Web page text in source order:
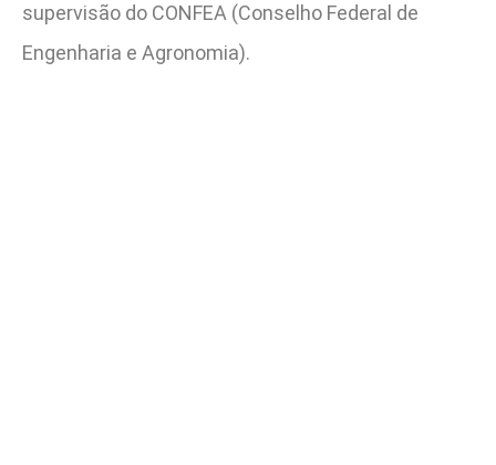
supervisão do CONFEA (Conselho Federal de
Engenharia e Agronomia).